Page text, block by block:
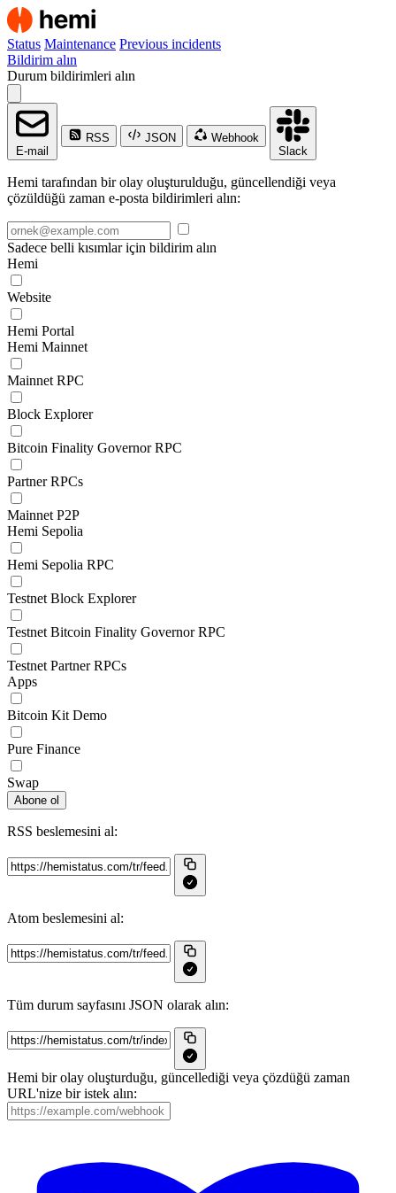
Status Maintenance Previous incidents
Bildirim alın
Durum bildirimleri alın
E-mail
RSS JSON
Webhook
Slack
Hemi tarafından bir olay oluşturulduğu, güncellendiği veya
çözüldüğü zaman e-posta bildirimleri alın:
Sadece belli kısımlar için bildirim alın
Hemi
Website
Hemi Portal
Hemi Mainnet
Mainnet RPC
Block Explorer
Bitcoin Finality Governor RPC
Partner RPCs
Mainnet P2P
Hemi Sepolia
Hemi Sepolia RPC
Testnet Block Explorer
Testnet Bitcoin Finality Governor RPC
Testnet Partner RPCs
Apps
Bitcoin Kit Demo
Pure Finance
Swap
Abone ol
RSS beslemesini al:
Atom beslemesini al:
Tüm durum sayfasını JSON olarak alın:
Hemi bir olay oluşturduğu, güncellediği veya çözdüğü zaman
URL'nize bir istek alın: